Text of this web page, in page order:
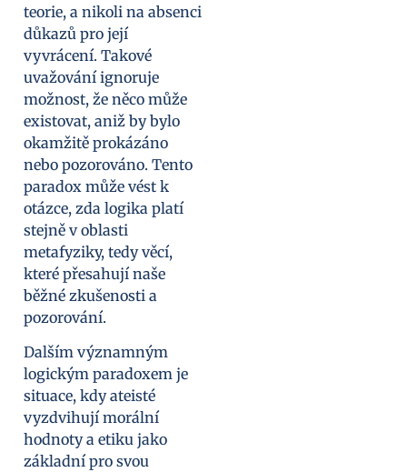
teorie, a nikoli na absenci
důkazů pro její
vyvrácení. Takové
uvažování ignoruje
možnost, že něco může
existovat, aniž by bylo
okamžitě prokázáno
nebo pozorováno. Tento
paradox může vést k
otázce, zda logika platí
stejně v oblasti
metafyziky, tedy věcí,
které přesahují naše
běžné zkušenosti a
pozorování.
Dalším významným
logickým paradoxem je
situace, kdy ateisté
vyzdvihují morální
hodnoty a etiku jako
základní pro svou